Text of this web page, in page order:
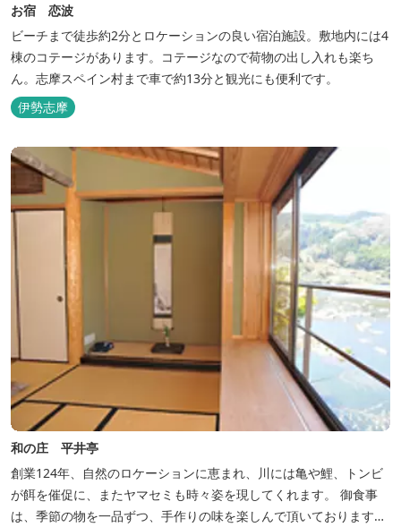
お宿 恋波
ビーチまで徒歩約2分とロケーションの良い宿泊施設。敷地内には4
棟のコテージがあります。コテージなので荷物の出し入れも楽ち
ん。志摩スペイン村まで車で約13分と観光にも便利です。
伊勢志摩
和の庄 平井亭
創業124年、自然のロケーションに恵まれ、川には亀や鯉、トンビ
が餌を催促に、またヤマセミも時々姿を現してくれます。 御食事
は、季節の物を一品ずつ、手作りの味を楽しんで頂いております。